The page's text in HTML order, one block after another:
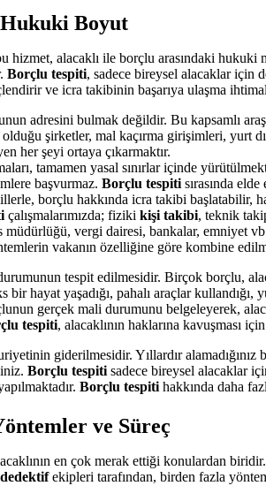
Hukuki Boyut
hizmet, alacaklı ile borçlu arasındaki
Borçlu tespiti, sadece bireysel alacaklar için
ve icra takibinin başarıya ulaşma
adresini bulmak değildir. Bu kapsamlı
olduğu şirketler, mal kaçırma girişimleri, yurt
her şeyi ortaya çıkarmaktır.
tamamen yasal sınırlar içinde
başvurmaz. Borçlu tespiti sırasında
borçlu hakkında icra takibi başlatabilir,
çalışmalarımızda; fiziki kişi takibi, teknik
vergi dairesi, bankalar, emniyet
vakanın özelliğine göre kombine
tespit edilmesidir. Birçok borçlu,
bir hayat yaşadığı, pahalı araçlar
gerçek mali durumunu belgeleyerek,
tespiti, alacaklının haklarına kavuşması
giderilmesidir. Yıllardır
Borçlu tespiti sadece bireysel alacaklar
Borçlu tespiti hakkında daha
ve Süreç
en çok merak ettiği konulardan biridir.
ekipleri tarafından, birden fazla